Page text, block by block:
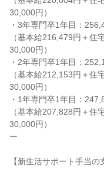
30,000円）
・3年専門卒1年目：
（基本給216,479円＋住
30,000円）
・2年専門卒1年目：
（基本給212,153円＋住
30,000円）
・1年専門卒1年目：
（基本給207,828円＋住
30,000円）
ー
【新生活サポート手当の